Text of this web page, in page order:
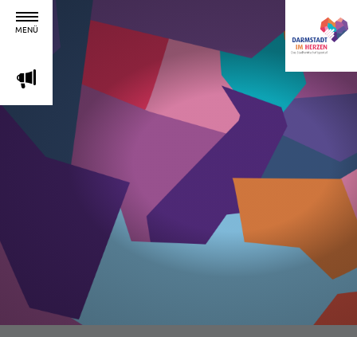
MENÜ
m